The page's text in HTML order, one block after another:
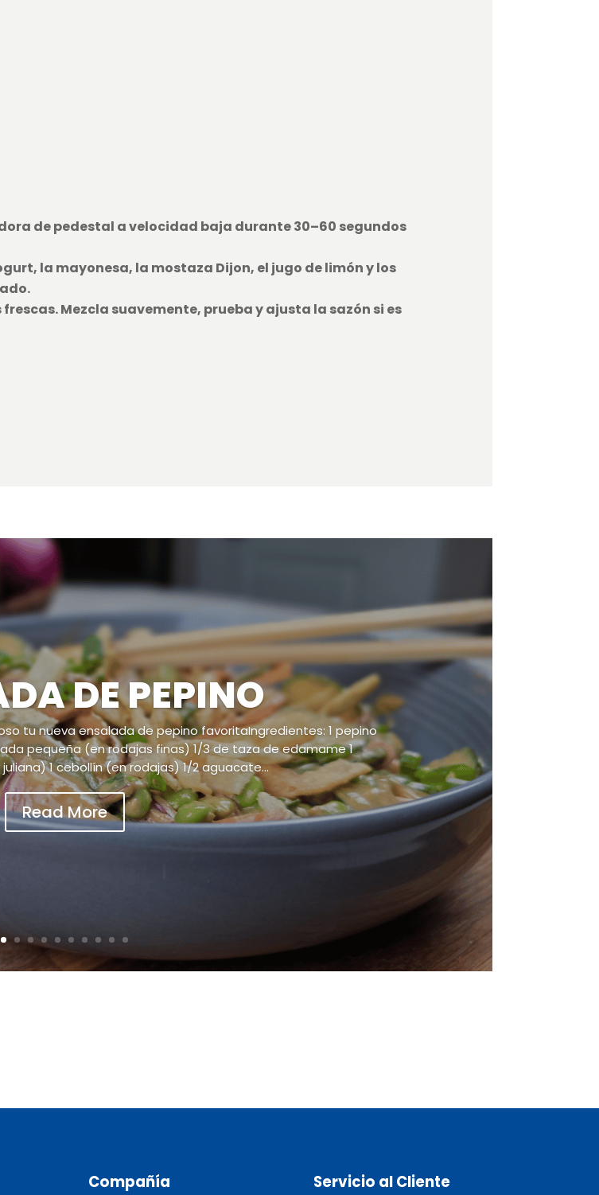
de pedestal a velocidad baja durante 30–60 segundos
la mayonesa, la mostaza Dijon, el jugo de limón y los
Mezcla suavemente, prueba y ajusta la sazón si es
DE PEPINO
tu nueva ensalada de pepino favoritaIngredientes: 1 pepino
pequeña (en rodajas finas) 1/3 de taza de edamame 1
1 cebollín (en rodajas) 1/2 aguacate...
Read More
Compañía Servicio al Cliente